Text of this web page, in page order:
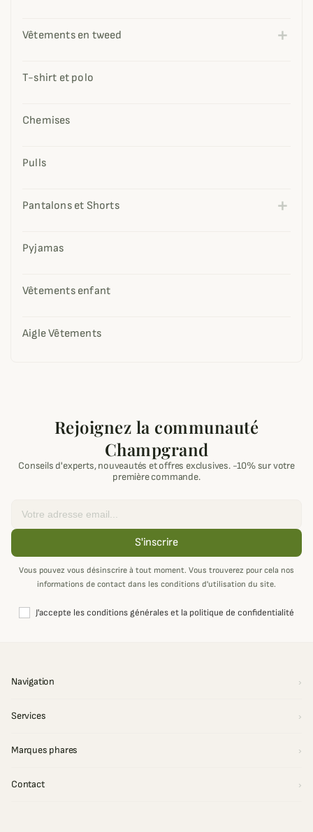
Vêtements en tweed
T-shirt et polo
Chemises
Pulls
Pantalons et Shorts
Pyjamas
Vêtements enfant
Aigle Vêtements
Rejoignez la communauté
Champgrand
Conseils d'experts, nouveautés et offres exclusives. -10% sur votre
première commande.
S'inscrire
Vous pouvez vous désinscrire à tout moment. Vous trouverez pour cela nos
informations de contact dans les conditions d'utilisation du site.
J'accepte les conditions générales et la politique de confidentialité
Navigation
Services
Marques phares
Contact